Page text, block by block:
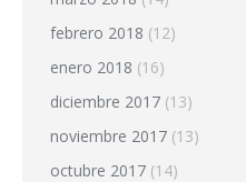
febrero 2018 (12)
enero 2018 (16)
diciembre 2017 (13)
noviembre 2017 (13)
octubre 2017 (14)